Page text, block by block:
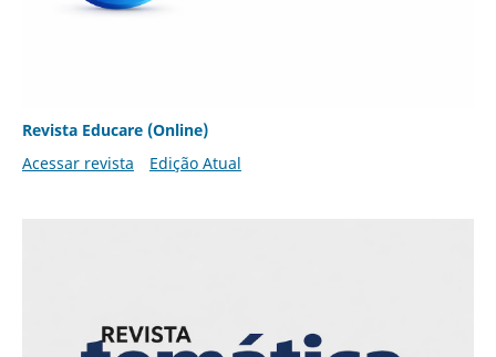
Revista Educare (Online)
Acessar revista
Edição Atual